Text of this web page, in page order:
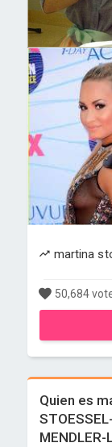
martina
50,684
Quien es
MENDLER-